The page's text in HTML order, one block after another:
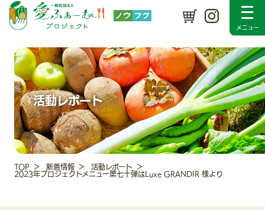
活動レポート
TOP 新着情報
活動レポート
2023年プロジェクトメニュー第七十弾はLuxe GRANDIR 様より